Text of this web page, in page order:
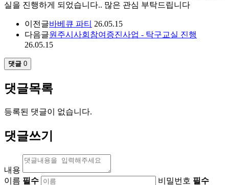
실을 진행하게 되었습니다.. 많은 관심 부탁드립니다
이전글바베큐 파티 26.05.15
다음글원주시사회참여증진사업 - 탁구교실 진행
26.05.15
댓글 0
댓글목록
등록된 댓글이 없습니다.
댓글쓰기
내용
이름 필수 비밀번호 필수